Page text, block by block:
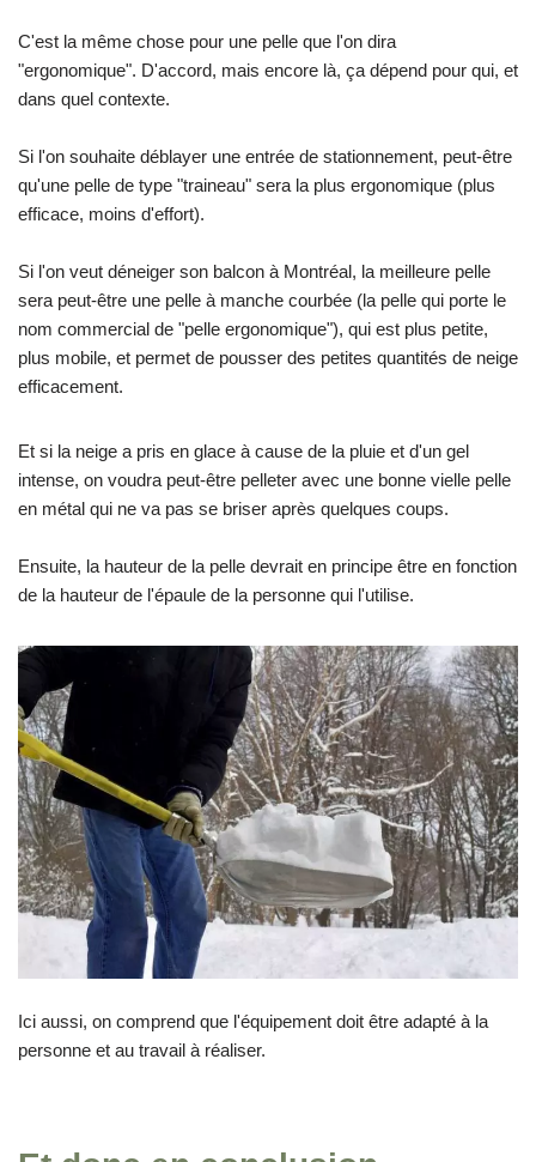
C'est la même chose pour une pelle que l'on dira
"ergonomique". D'accord, mais encore là, ça dépend pour qui, et
dans quel contexte.
Si l'on souhaite déblayer une entrée de stationnement, peut-être
qu'une pelle de type "traineau" sera la plus ergonomique (plus
efficace, moins d'effort).
Si l'on veut déneiger son balcon à Montréal, la meilleure pelle
sera peut-être une pelle à manche courbée (la pelle qui porte le
nom commercial de "pelle ergonomique"), qui est plus petite,
plus mobile, et permet de pousser des petites quantités de neige
efficacement.
Et si la neige a pris en glace à cause de la pluie et d'un gel
intense, on voudra peut-être pelleter avec une bonne vielle pelle
en métal qui ne va pas se briser après quelques coups.
Ensuite, la hauteur de la pelle devrait en principe être en fonction
de la hauteur de l'épaule de la personne qui l'utilise.
Ici aussi, on comprend que l'équipement doit être adapté à la
personne et au travail à réaliser.